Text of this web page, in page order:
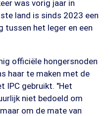
was vorig jaar in
land is sinds 2023 een
tussen het leger en een
officiële hongersnoden
haar te maken met de
IPC gebruikt. "Het
niet bedoeld om
om de mate van